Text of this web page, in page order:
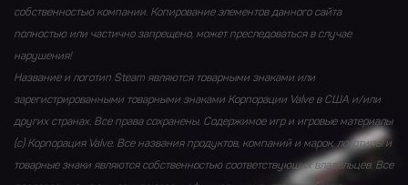
собственностью компании. Копирование элементов данного сайта
полностью или частично запрещено, может преследоваться в случае
нарушения!
Название и логотип Steam являются товарными знаками или
зарегистрированными товарными знаками Корпорации Valve в США и/или
других странах. Все права сохранены. Содержимое игр и игровые материалы
(с) Корпорация Valve. Все названия продуктов, компаний и марок, логотипы и
товарные знаки являются собственностью соответствующих владельцев. Все